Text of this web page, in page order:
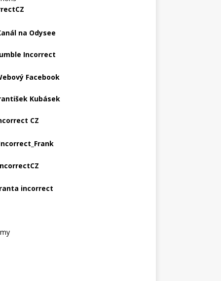
na Odysee
Incorrect
Facebook
Kubásek
CZ
incorrect